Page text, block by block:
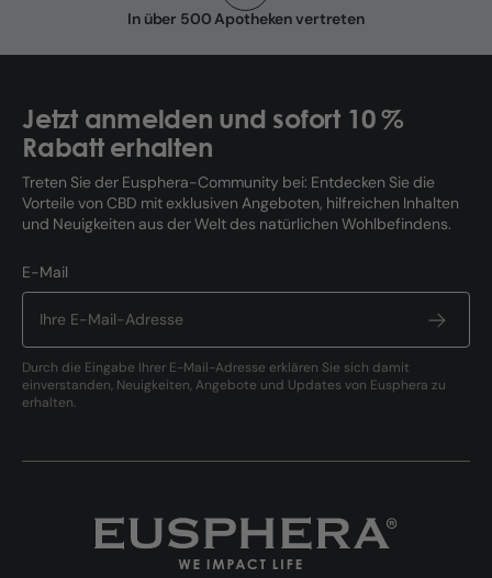
In über 500 Apotheken vertreten
Jetzt anmelden und sofort 10 %
Rabatt erhalten
Treten Sie der Eusphera-Community bei: Entdecken Sie die
Vorteile von CBD mit exklusiven Angeboten, hilfreichen Inhalten
und Neuigkeiten aus der Welt des natürlichen Wohlbefindens.
E-Mail
Durch die Eingabe Ihrer E-Mail-Adresse erklären Sie sich damit
einverstanden, Neuigkeiten, Angebote und Updates von Eusphera zu
erhalten.